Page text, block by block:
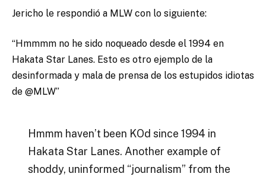
Jericho le respondió a MLW con lo siguiente:
“Hmmmm no he sido noqueado desde el 1994 en
Hakata Star Lanes. Esto es otro ejemplo de la
desinformada y mala de prensa de los estupidos idiotas
de @MLW”
Hmmm haven’t been KOd since 1994 in
Hakata Star Lanes. Another example of
shoddy, uninformed “journalism” from the